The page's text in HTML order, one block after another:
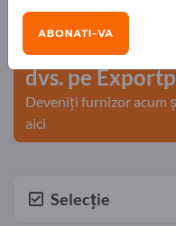
comerciale >> începeți
Publicați
dvs. pe
Deveniți furnizor acum
aici
Selecție
ABONATI-VA